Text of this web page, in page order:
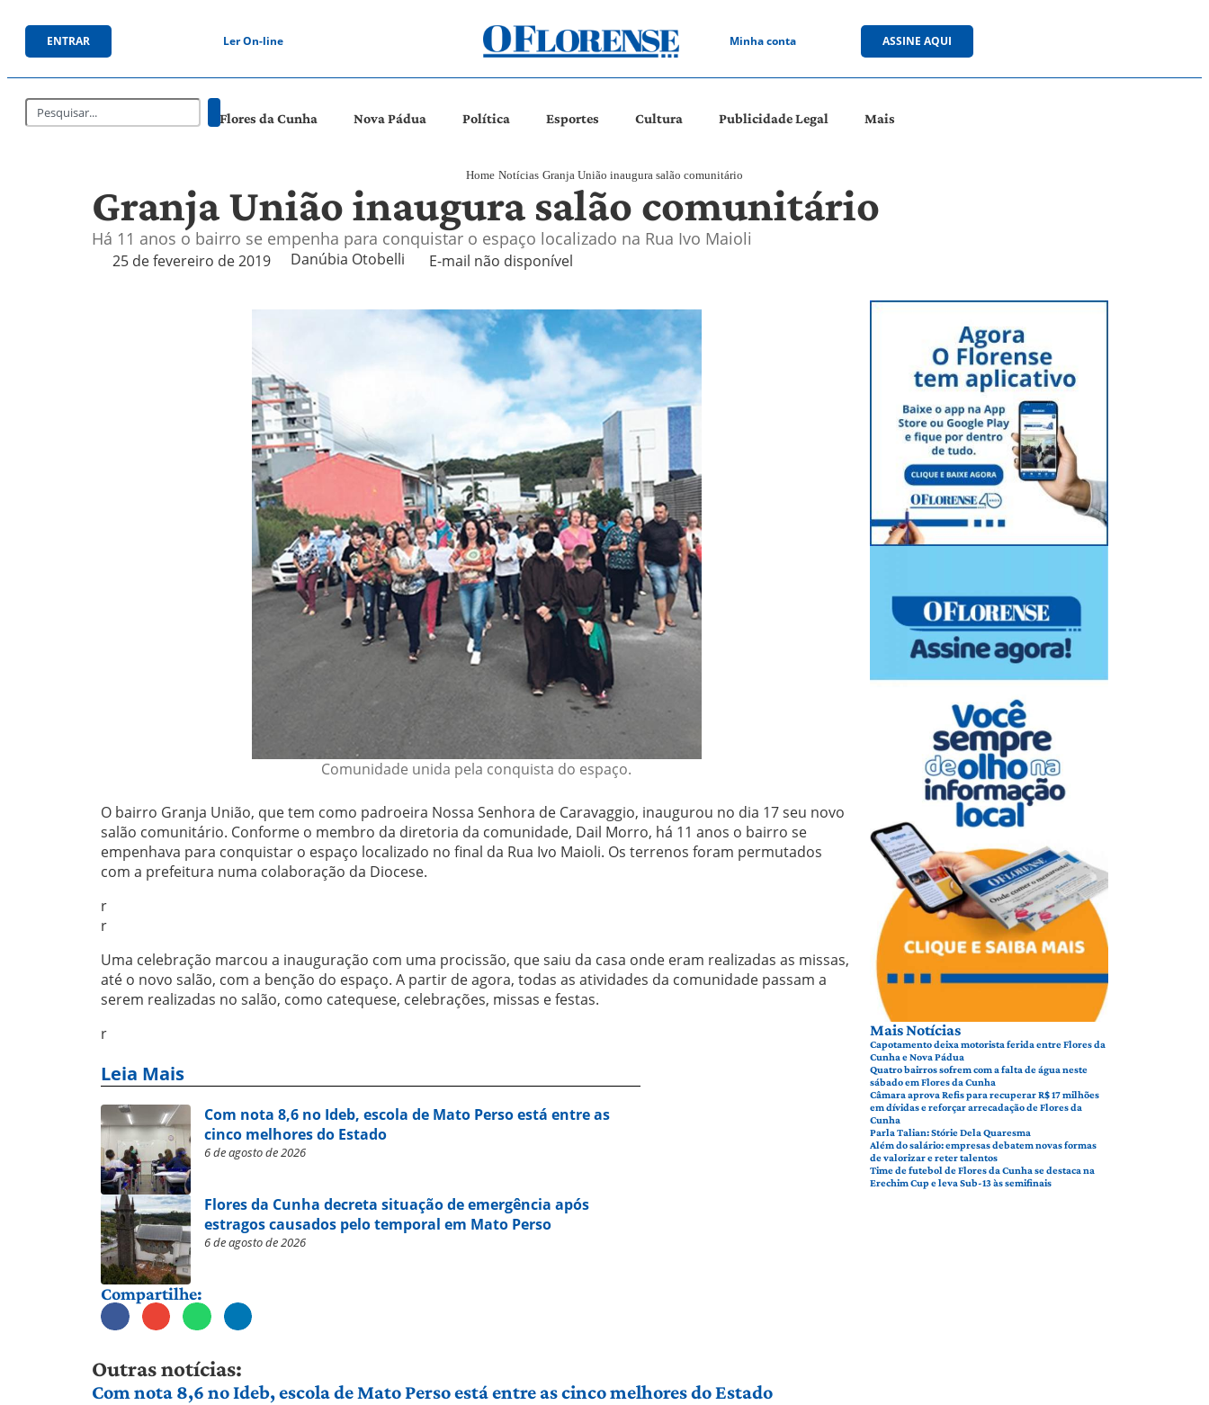
ENTRAR Ler On-line Minha conta ASSINE AQUI
Flores da Cunha Nova Pádua Política Esportes Cultura Publicidade Legal Mais
Home Notícias Granja União inaugura salão comunitário
Granja União inaugura salão comunitário
Há 11 anos o bairro se empenha para conquistar o espaço localizado na Rua Ivo Maioli
25 de fevereiro de 2019 Danúbia Otobelli  E-mail não disponível
Comunidade unida pela conquista do espaço.
O bairro Granja União, que tem como padroeira Nossa Senhora de Caravaggio, inaugurou no dia 17 seu novo
salão comunitário. Conforme o membro da diretoria da comunidade, Dail Morro, há 11 anos o bairro se
empenhava para conquistar o espaço localizado no final da Rua Ivo Maioli. Os terrenos foram permutados
com a prefeitura numa colaboração da Diocese.
r
r
Uma celebração marcou a inauguração com uma procissão, que saiu da casa onde eram realizadas as missas,
até o novo salão, com a benção do espaço. A partir de agora, todas as atividades da comunidade passam a
serem realizadas no salão, como catequese, celebrações, missas e festas.
r
Leia Mais
Com nota 8,6 no Ideb, escola de Mato Perso está entre as
cinco melhores do Estado
6 de agosto de 2026
Flores da Cunha decreta situação de emergência após
estragos causados pelo temporal em Mato Perso
6 de agosto de 2026
Compartilhe:
Mais Notícias
Capotamento deixa motorista ferida entre Flores da
Cunha e Nova Pádua
Quatro bairros sofrem com a falta de água neste
sábado em Flores da Cunha
Câmara aprova Refis para recuperar R$ 17 milhões
em dívidas e reforçar arrecadação de Flores da
Cunha
Parla Talian: Stórie Dela Quaresma
Além do salário: empresas debatem novas formas
de valorizar e reter talentos
Time de futebol de Flores da Cunha se destaca na
Erechim Cup e leva Sub-13 às semifinais
Outras notícias:
Com nota 8,6 no Ideb, escola de Mato Perso está entre as cinco melhores do Estado